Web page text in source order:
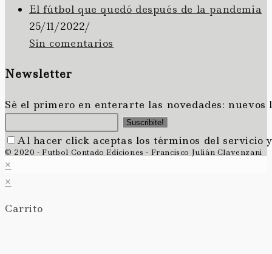
El fútbol que quedó después de la pandemia
25/11/2022/
Sin comentarios
Newsletter
Sé el primero en enterarte las novedades:
Suscribite!
Al hacer click aceptas los términos del servicio
© 2020 - Futbol Contado Ediciones - Francisco Julián Clavenzani
×
×
Carrito